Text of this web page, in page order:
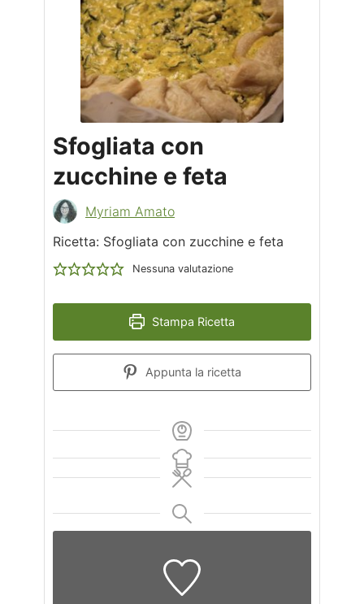
Sfogliata con
zucchine e feta
Myriam Amato
Ricetta: Sfogliata con zucchine e feta
Nessuna valutazione
Stampa Ricetta
Appunta la ricetta